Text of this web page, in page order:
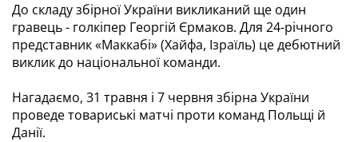
До складу збірної України викликаний ще один
гравець - голкіпер Георгій Єрмаков. Для 24-річного
представник «Маккабі» (Хайфа, Ізраїль) це дебютний
виклик до національної команди.
Нагадаємо, 31 травня і 7 червня збірна України
проведе товариські матчі проти команд Польщі й
Данії.